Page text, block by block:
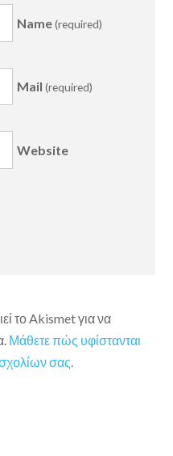
Name(required)
Mail (required)
Website
το Akismet για να
Μάθετε πώς υφίστανται
σας.